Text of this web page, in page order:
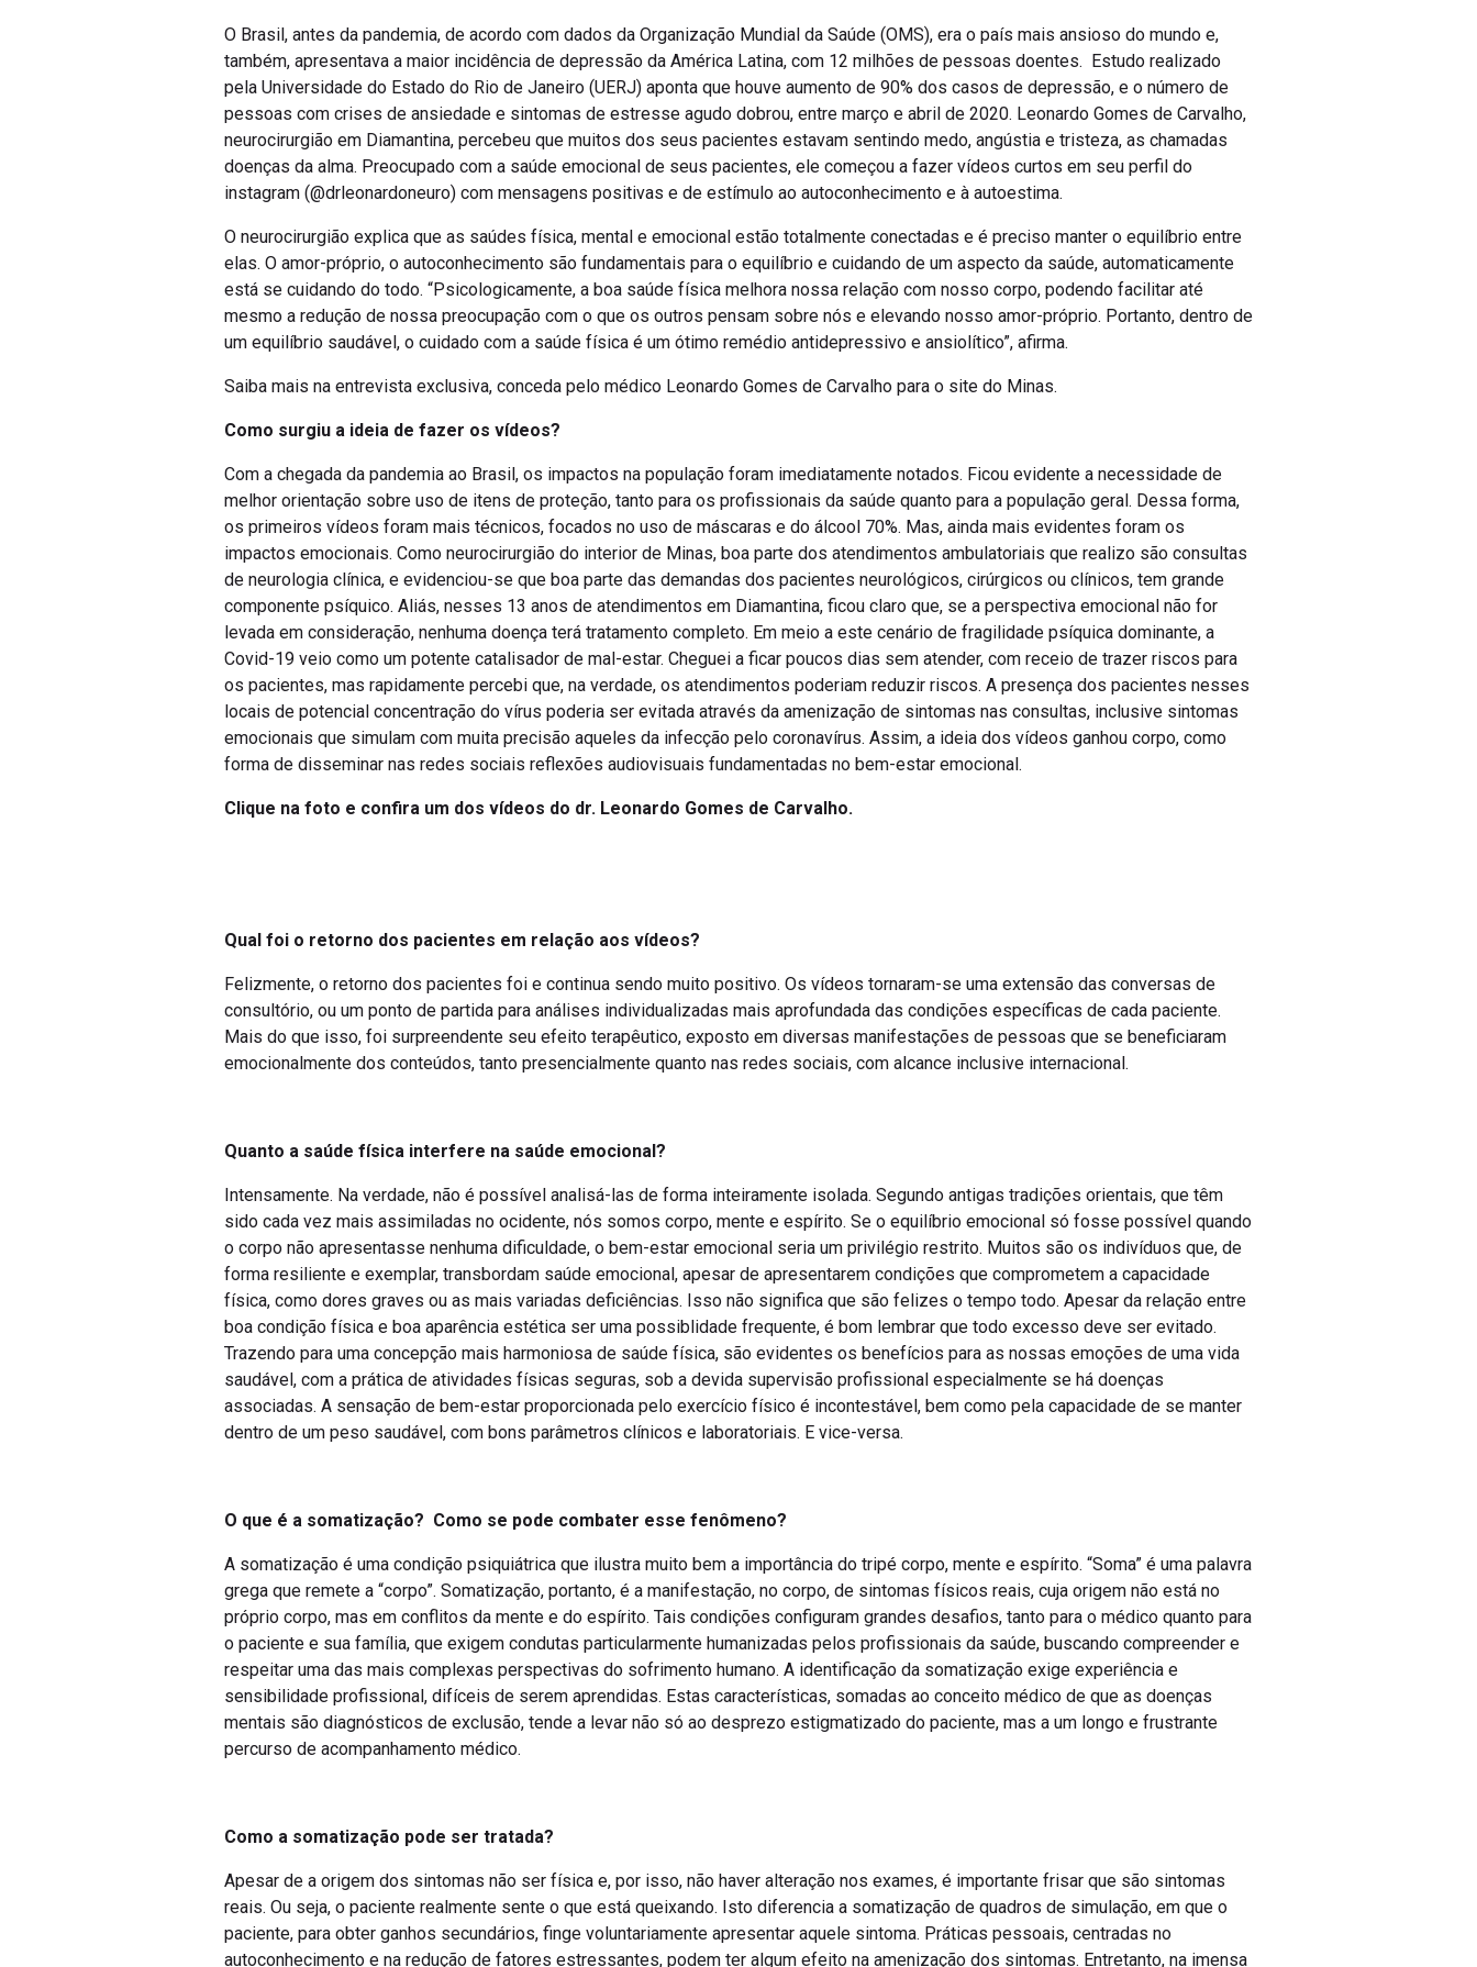
O Brasil, antes da pandemia, de acordo com dados da Organização Mundial da Saúde (OMS), era o país mais ansioso do mundo e,
também, apresentava a maior incidência de depressão da América Latina, com 12 milhões de pessoas doentes. Estudo realizado
pela Universidade do Estado do Rio de Janeiro (UERJ) aponta que houve aumento de 90% dos casos de depressão, e o número de
pessoas com crises de ansiedade e sintomas de estresse agudo dobrou, entre março e abril de 2020. Leonardo Gomes de Carvalho,
neurocirurgião em Diamantina, percebeu que muitos dos seus pacientes estavam sentindo medo, angústia e tristeza, as chamadas
doenças da alma. Preocupado com a saúde emocional de seus pacientes, ele começou a fazer vídeos curtos em seu perfil do
instagram (@drleonardoneuro) com mensagens positivas e de estímulo ao autoconhecimento e à autoestima.
O neurocirurgião explica que as saúdes física, mental e emocional estão totalmente conectadas e é preciso manter o equilíbrio entre
elas. O amor-próprio, o autoconhecimento são fundamentais para o equilíbrio e cuidando de um aspecto da saúde, automaticamente
está se cuidando do todo. “Psicologicamente, a boa saúde física melhora nossa relação com nosso corpo, podendo facilitar até
mesmo a redução de nossa preocupação com o que os outros pensam sobre nós e elevando nosso amor-próprio. Portanto, dentro de
um equilíbrio saudável, o cuidado com a saúde física é um ótimo remédio antidepressivo e ansiolítico”, afirma.
Saiba mais na entrevista exclusiva, conceda pelo médico Leonardo Gomes de Carvalho para o site do Minas.
Como surgiu a ideia de fazer os vídeos?
Com a chegada da pandemia ao Brasil, os impactos na população foram imediatamente notados. Ficou evidente a necessidade de
melhor orientação sobre uso de itens de proteção, tanto para os profissionais da saúde quanto para a população geral. Dessa forma,
os primeiros vídeos foram mais técnicos, focados no uso de máscaras e do álcool 70%. Mas, ainda mais evidentes foram os
impactos emocionais. Como neurocirurgião do interior de Minas, boa parte dos atendimentos ambulatoriais que realizo são consultas
de neurologia clínica, e evidenciou-se que boa parte das demandas dos pacientes neurológicos, cirúrgicos ou clínicos, tem grande
componente psíquico. Aliás, nesses 13 anos de atendimentos em Diamantina, ficou claro que, se a perspectiva emocional não for
levada em consideração, nenhuma doença terá tratamento completo. Em meio a este cenário de fragilidade psíquica dominante, a
Covid-19 veio como um potente catalisador de mal-estar. Cheguei a ficar poucos dias sem atender, com receio de trazer riscos para
os pacientes, mas rapidamente percebi que, na verdade, os atendimentos poderiam reduzir riscos. A presença dos pacientes nesses
locais de potencial concentração do vírus poderia ser evitada através da amenização de sintomas nas consultas, inclusive sintomas
emocionais que simulam com muita precisão aqueles da infecção pelo coronavírus. Assim, a ideia dos vídeos ganhou corpo, como
forma de disseminar nas redes sociais reflexões audiovisuais fundamentadas no bem-estar emocional.
Clique na foto e confira um dos vídeos do dr. Leonardo Gomes de Carvalho.
Qual foi o retorno dos pacientes em relação aos vídeos?
Felizmente, o retorno dos pacientes foi e continua sendo muito positivo. Os vídeos tornaram-se uma extensão das conversas de
consultório, ou um ponto de partida para análises individualizadas mais aprofundada das condições específicas de cada paciente.
Mais do que isso, foi surpreendente seu efeito terapêutico, exposto em diversas manifestações de pessoas que se beneficiaram
emocionalmente dos conteúdos, tanto presencialmente quanto nas redes sociais, com alcance inclusive internacional.
Quanto a saúde física interfere na saúde emocional?
Intensamente. Na verdade, não é possível analisá-las de forma inteiramente isolada. Segundo antigas tradições orientais, que têm
sido cada vez mais assimiladas no ocidente, nós somos corpo, mente e espírito. Se o equilíbrio emocional só fosse possível quando
o corpo não apresentasse nenhuma dificuldade, o bem-estar emocional seria um privilégio restrito. Muitos são os indivíduos que, de
forma resiliente e exemplar, transbordam saúde emocional, apesar de apresentarem condições que comprometem a capacidade
física, como dores graves ou as mais variadas deficiências. Isso não significa que são felizes o tempo todo. Apesar da relação entre
boa condição física e boa aparência estética ser uma possiblidade frequente, é bom lembrar que todo excesso deve ser evitado.
Trazendo para uma concepção mais harmoniosa de saúde física, são evidentes os benefícios para as nossas emoções de uma vida
saudável, com a prática de atividades físicas seguras, sob a devida supervisão profissional especialmente se há doenças
associadas. A sensação de bem-estar proporcionada pelo exercício físico é incontestável, bem como pela capacidade de se manter
dentro de um peso saudável, com bons parâmetros clínicos e laboratoriais. E vice-versa.
O que é a somatização? Como se pode combater esse fenômeno?
A somatização é uma condição psiquiátrica que ilustra muito bem a importância do tripé corpo, mente e espírito. “Soma” é uma palavra
grega que remete a “corpo”. Somatização, portanto, é a manifestação, no corpo, de sintomas físicos reais, cuja origem não está no
próprio corpo, mas em conflitos da mente e do espírito. Tais condições configuram grandes desafios, tanto para o médico quanto para
o paciente e sua família, que exigem condutas particularmente humanizadas pelos profissionais da saúde, buscando compreender e
respeitar uma das mais complexas perspectivas do sofrimento humano. A identificação da somatização exige experiência e
sensibilidade profissional, difíceis de serem aprendidas. Estas características, somadas ao conceito médico de que as doenças
mentais são diagnósticos de exclusão, tende a levar não só ao desprezo estigmatizado do paciente, mas a um longo e frustrante
percurso de acompanhamento médico.
Como a somatização pode ser tratada?
Apesar de a origem dos sintomas não ser física e, por isso, não haver alteração nos exames, é importante frisar que são sintomas
reais. Ou seja, o paciente realmente sente o que está queixando. Isto diferencia a somatização de quadros de simulação, em que o
paciente, para obter ganhos secundários, finge voluntariamente apresentar aquele sintoma. Práticas pessoais, centradas no
autoconhecimento e na redução de fatores estressantes, podem ter algum efeito na amenização dos sintomas. Entretanto, na imensa